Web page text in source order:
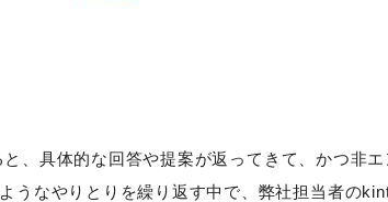
、具体的な回答や提案が返ってきて、かつ非
うなやりとりを繰り返す中で、弊社担当者の